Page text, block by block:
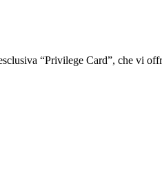
“Privilege Card”, che vi